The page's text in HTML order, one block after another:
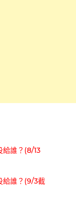
給誰？(8/13
給誰？(9/3截